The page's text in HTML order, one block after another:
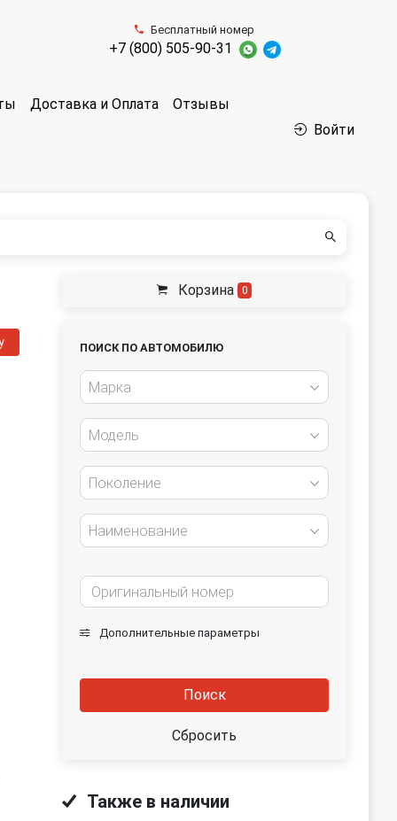
Бесплатный номер
+7 (800) 505-90-31
Доставка и Оплата Отзывы
Войти
Корзина 0
ПОИСК ПО АВТОМОБИЛЮ
Марка
Модель
Поколение
Наименование
Дополнительные параметры
Поиск
Сбросить
Также в наличии